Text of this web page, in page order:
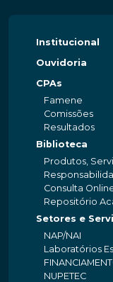
Institucional
Ouvidoria
CPAs
Famene
Comissões
Resultados
Biblioteca
Produtos,
Consulta
Repositório
Setores e
NAP/NAI
Laboratórios
NUPETEC